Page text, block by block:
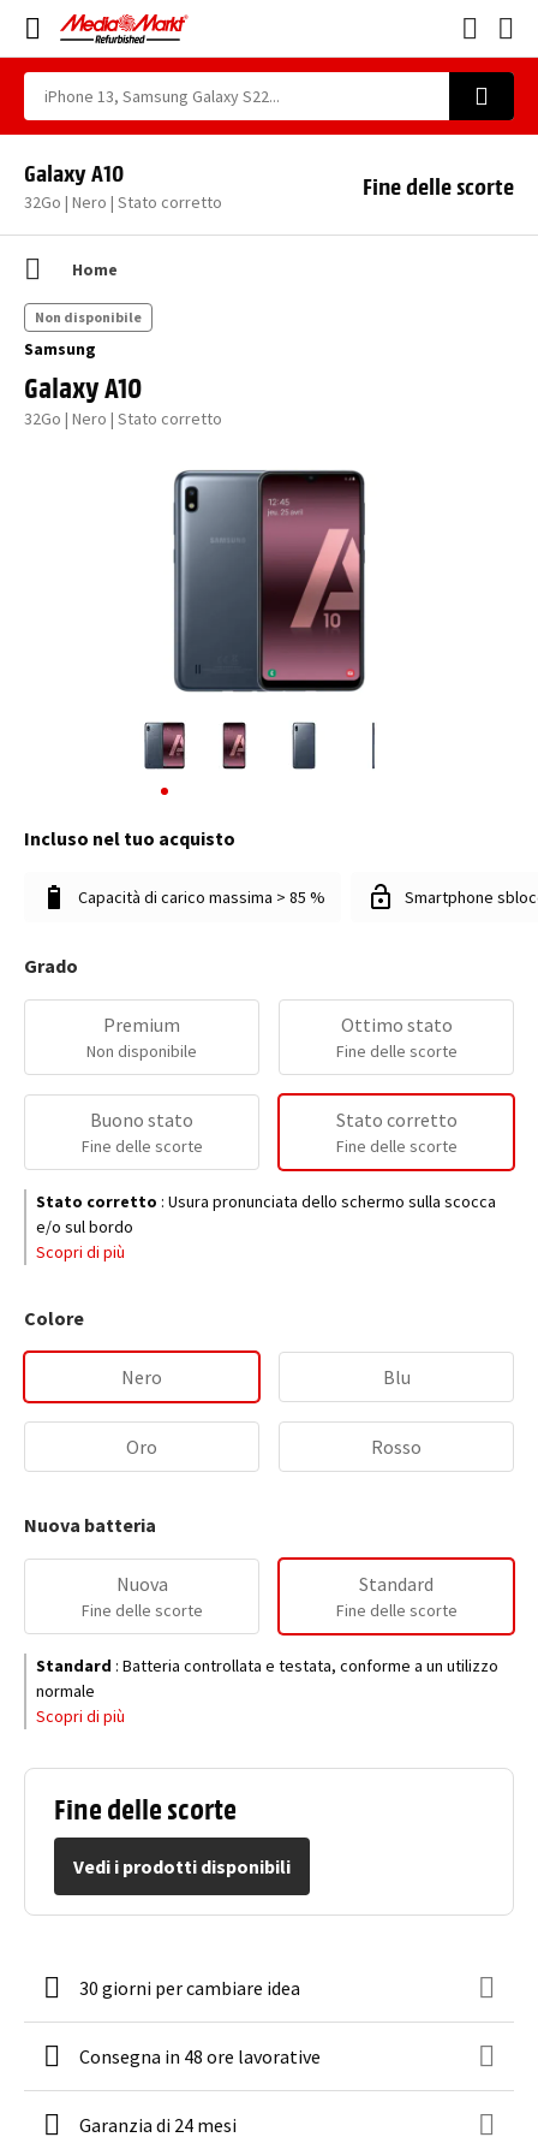
Galaxy A10
32Go | Nero | Stato corretto
Fine delle scorte
Home
Samsung
Galaxy A10
32Go | Nero | Stato corretto
Non disponibile
Incluso nel tuo acquisto
Capacità di carico massima > 85 % Smartphone
Fine delle scorte
Vedi i prodotti disponibili
Grado
Premium
Non disponibile
Ottimo stato
Fine delle scorte
Buono stato
Fine delle scorte
Stato corretto
Fine delle scorte
Stato corretto : Usura pronunciata dello schermo sulla scocca
e/o sul bordo
Scopri di più
Colore
Nero Blu
Oro Rosso
Nuova batteria
Nuova
Fine delle scorte
Standard
Fine delle scorte
Standard : Batteria controllata e testata, conforme a un utilizzo
normale
Scopri di più
30 giorni per cambiare idea
Consegna in 48 ore lavorative
Garanzia di 24 mesi